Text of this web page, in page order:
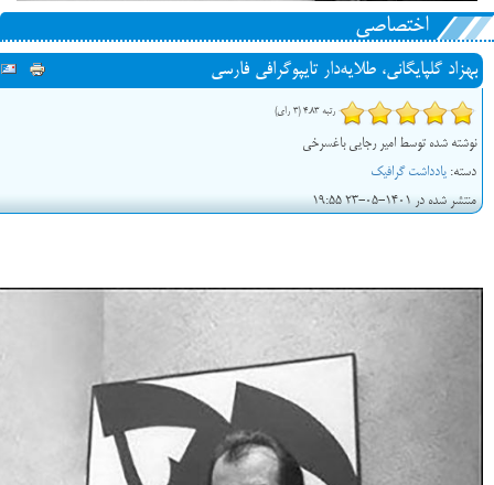
اختصاصی
بهزاد گلپایگانی، طلایه‌دار تایپوگرافی فارسی
رتبه 4.83 (3 رای)
نوشته شده توسط امیر رجایی باغسرخی
دسته: یادداشت گرافیک
منتشر شده در 1401-05-23 19:55